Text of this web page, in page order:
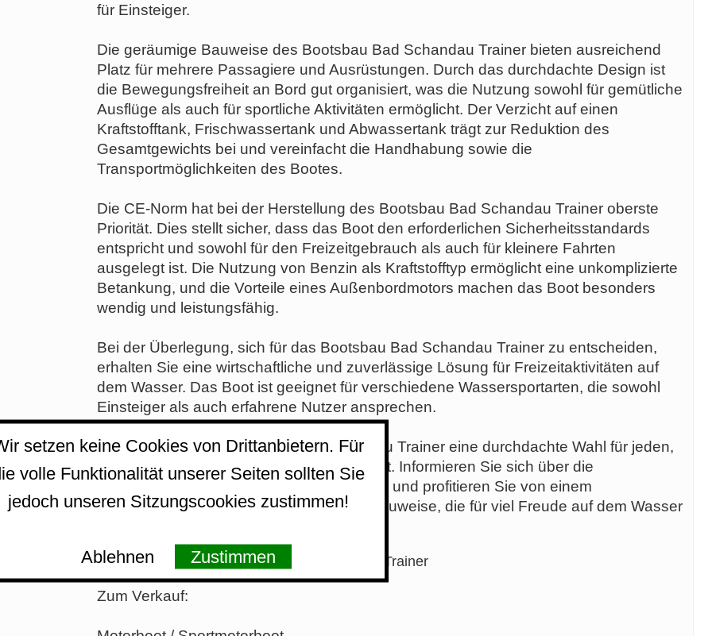
für Einsteiger.
Die geräumige Bauweise des Bootsbau Bad Schandau Trainer bieten ausreichend
Platz für mehrere Passagiere und Ausrüstungen. Durch das durchdachte Design ist
die Bewegungsfreiheit an Bord gut organisiert, was die Nutzung sowohl für gemütliche
Ausflüge als auch für sportliche Aktivitäten ermöglicht. Der Verzicht auf einen
Kraftstofftank, Frischwassertank und Abwassertank trägt zur Reduktion des
Gesamtgewichts bei und vereinfacht die Handhabung sowie die
Transportmöglichkeiten des Bootes.
Die CE-Norm hat bei der Herstellung des Bootsbau Bad Schandau Trainer oberste
Priorität. Dies stellt sicher, dass das Boot den erforderlichen Sicherheitsstandards
entspricht und sowohl für den Freizeitgebrauch als auch für kleinere Fahrten
ausgelegt ist. Die Nutzung von Benzin als Kraftstofftyp ermöglicht eine unkomplizierte
Betankung, und die Vorteile eines Außenbordmotors machen das Boot besonders
wendig und leistungsfähig.
Bei der Überlegung, sich für das Bootsbau Bad Schandau Trainer zu entscheiden,
erhalten Sie eine wirtschaftliche und zuverlässige Lösung für Freizeitaktivitäten auf
dem Wasser. Das Boot ist geeignet für verschiedene Wassersportarten, die sowohl
Einsteiger als auch erfahrene Nutzer ansprechen.
Insgesamt ist das Bootsbau Bad Schandau Trainer eine durchdachte Wahl für jeden,
der Wert auf Qualität und Funktionalität legt. Informieren Sie sich über die
Möglichkeiten, das Sportboot zu erwerben, und profitieren Sie von einem
durchdachten Design und einer soliden Bauweise, die für viel Freude auf dem Wasser
Weitere Details zur Bootsbau Bad Schandau Trainer
Zum Verkauf:
setzen keine Cookies von Drittanbietern. Für
volle Funktionalität unserer Seiten sollten Sie
jedoch unseren Sitzungscookies zustimmen!
Ablehnen Zustimmen